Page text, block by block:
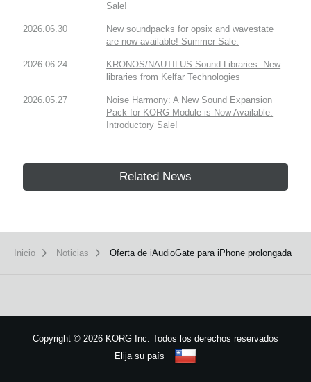
Sale!
2026.06.30
New soundpacks for opsix and wavestate
are now available! Summer Sale.
2026.06.24
KRONOS/NAUTILUS Sound Libraries: New
libraries from Kelfar Technologies
2026.05.27
Noise Harmony: A New Sound Expansion
Pack for KORG Module is Now Available.
Introductory Sale!
Related News
Inicio Noticias Oferta de iAudioGate para iPhone prolongada
Copyright © 2026 KORG Inc. Todos los derechos reservados
Elija su país